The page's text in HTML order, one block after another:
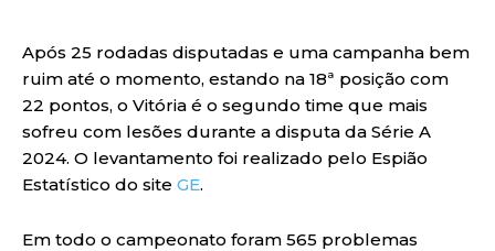
Após 25 rodadas disputadas e uma campanha bem
ruim até o momento, estando na 18ª posição com
22 pontos, o Vitória é o segundo time que mais
sofreu com lesões durante a disputa da Série A
2024. O levantamento foi realizado pelo Espião
Estatístico do site GE.
Em todo o campeonato foram 565 problemas